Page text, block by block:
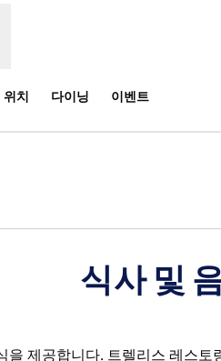
위치 다이닝 이벤트
식사 및
을 제공합니다. 트렐리스 레스